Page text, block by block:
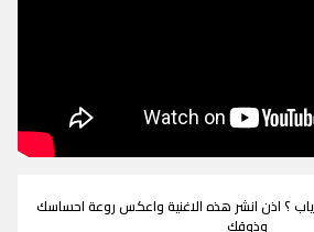
؟ اذن انشر هذه الاغنية واعكس روعة احساسك
وذوقك